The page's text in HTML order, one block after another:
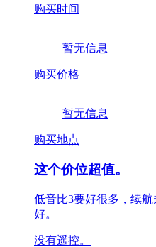
购买时间
暂无信息
购买价格
暂无信息
购买地点
这个价位超值。
低音比3要好很多，续
好。
没有遥控。